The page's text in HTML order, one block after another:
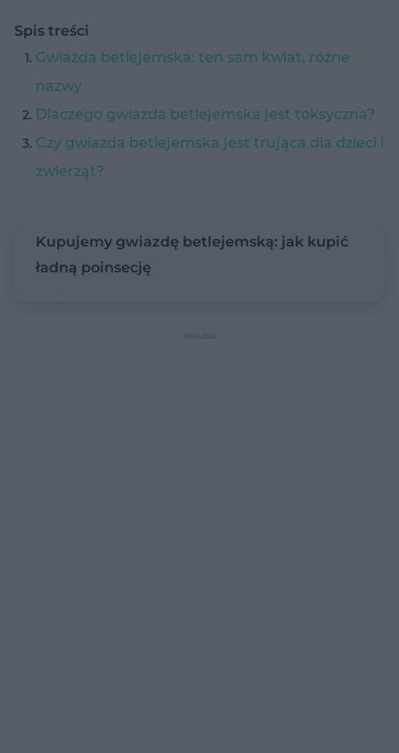
Spis treści
Gwiazda betlejemska: ten sam kwiat, różne
nazwy
Dlaczego gwiazda betlejemska jest toksyczna?
Czy gwiazda betlejemska jest trująca dla dzieci i
zwierząt?
Kupujemy gwiazdę betlejemską: jak kupić
ładną poinsecję